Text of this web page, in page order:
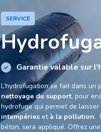
SERVICE
Garantie valable sur
L’hydrofugation se fait dans un
nettoyage du support, pour
hydrofuge qui permet de laisser
intempérieset à la pollution.
béton, sera appliqué. Offrez